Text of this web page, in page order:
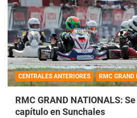
CENTRALES ANTERIORES RMC GRAND
RMC GRAND NATIONALS:
capítulo en Sunchales